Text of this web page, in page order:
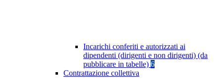
Incarichi conferiti e autorizzati ai
dipendenti (dirigenti e non dirigenti) (da
pubblicare in tabelle) 6
Contrattazione collettiva